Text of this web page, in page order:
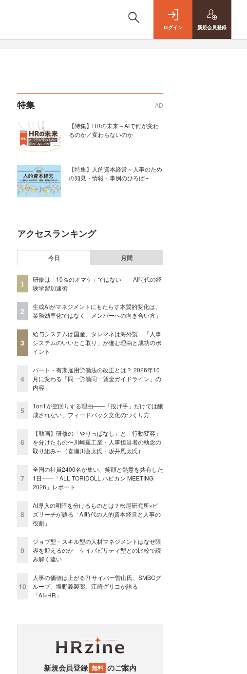
ログイン 新規会員登録
特集 AD
【特集】HRの未来～AIで何が変わ
るのか／変わらないのか
【特集】人的資本経営～人事のため
の知見・情報・事例のひろば～
アクセスランキング
今日 月間
1
研修は「10％のオマケ」ではない——AI時代の経
験学習加速術
2
生成AIがマネジメントにもたらす本質的変化は、
業務効率化ではなく「メンバーへの向き合い方」
3
給与システムは国産、タレマネは海外製 「人事
システムのいいとこ取り」が進む理由と成功のポ
イント
4
パート・有期雇用労働法の改正とは？ 2026年10
月に変わる「同一労働同一賃金ガイドライン」の
内容
5
1on1が空回りする理由——「投げ手」だけでは醸
成されない、フィードバック文化のつくり方
6
【動画】研修の「やりっぱなし」と「行動変容」
を分けたもの〜川崎重工業・人事担当者の執念の
取り組み～（喜瀬川蒼太氏・坂井風太氏）
7
全国の社員2400名が集い、笑顔と熱意を共有した
1日――「ALL TORIDOLL ハピカン MEETING
2026」レポート
8
AI導入の明暗を分けるものとは？松尾研究所×ビ
ズリーチが語る「AI時代の人的資本経営と人事の
役割」
9
ジョブ型・スキル型の人材マネジメントはなぜ限
界を迎えるのか ケイパビリティ型との比較で読
み解く違い
10
人事の価値は上がる?! サイバー曽山氏、SMBCグ
ループ、塩野義製薬、江崎グリコが語る
「AI×HR」
新規会員登録 無料 のご案内